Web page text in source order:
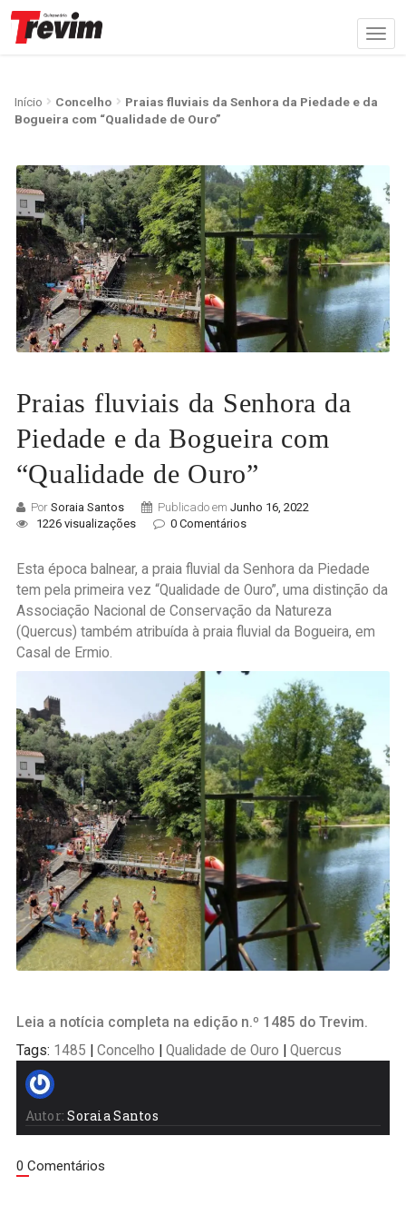
Início Concelho
Praias fluviais da Senhora da Piedade e da
Bogueira com “Qualidade de Ouro”
Praias fluviais da Senhora da
Piedade e da Bogueira com
“Qualidade de Ouro”
Por Soraia Santos Publicado em Junho 16, 2022
1226 visualizações
0 Comentários
Esta época balnear, a praia fluvial da Senhora da Piedade
tem pela primeira vez “Qualidade de Ouro”, uma distinção da
Associação Nacional de Conservação da Natureza
(Quercus) também atribuída à praia fluvial da Bogueira, em
Casal de Ermio.
Leia a notícia completa na edição n.º 1485 do Trevim.
Tags: 1485 Concelho Qualidade de Ouro Quercus
Autor: Soraia Santos
0 Comentários